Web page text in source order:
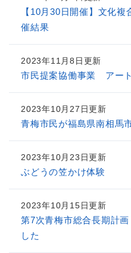
【10月30日開催】文化
催結果
2023年11月8日更新
市民提案協働事業 アー
2023年10月27日更新
青梅市民が福島県南相馬
2023年10月23日更新
ぶどうの笠かけ体験
2023年10月15日更新
第7次青梅市総合長期計
した